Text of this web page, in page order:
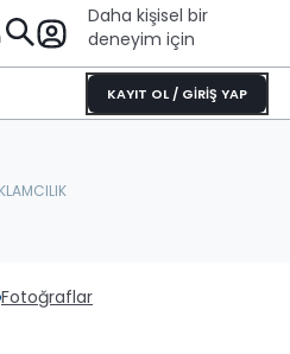
Daha kişisel bir
deneyim için
KAYIT OL / GİRİŞ YAP
Fotoğraflar